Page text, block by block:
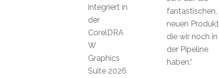
fantastischen,
neuen
die wir noch in
der Pipeline
haben.“
integriert in
der
CorelDRA
W
Graphics
Suite 2026